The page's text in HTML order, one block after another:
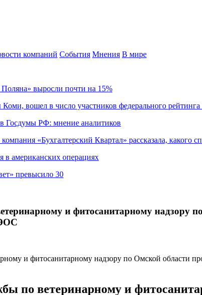
компаний События Мнения В мире
выросли почти на 15%
вошел в число участников федерального рейтинга
Госдумы РФ: мнение аналитиков
«Бухгалтерский Квартал» рассказала, какого
в американских операциях
превысило 30
и фитосанитарному надзору
по ветеринарному и